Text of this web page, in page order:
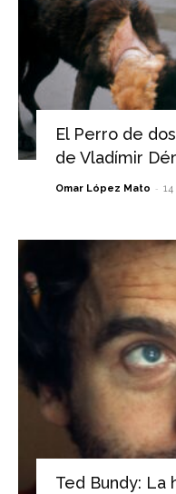
El Perro de
de Vladímir
Omar López Mato - 14
Ted Bundy: La